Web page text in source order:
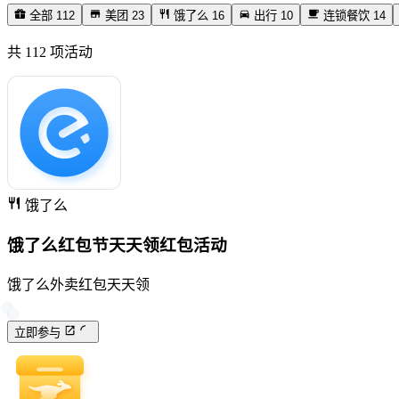
全部 112 美团 23 饿了么 16 出行 10 连锁餐饮 14
共 112 项活动
饿了么
饿了么红包节天天领红包活动
饿了么外卖红包天天领
立即参与